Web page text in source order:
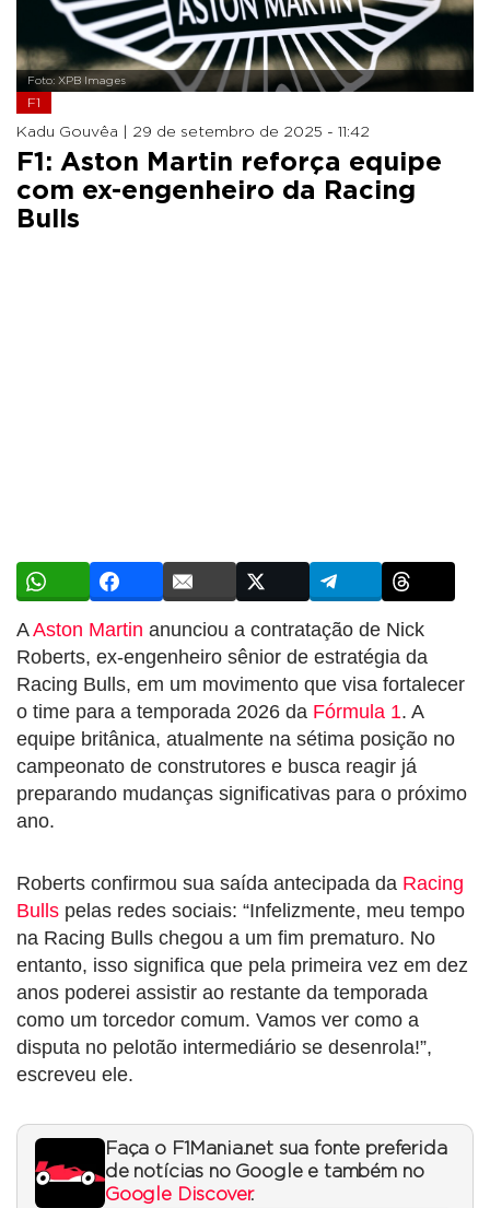
Foto: XPB Images
F1
Kadu Gouvêa | 29 de setembro de 2025 - 11:42
F1: Aston Martin reforça equipe
com ex-engenheiro da Racing
Bulls
AAston Martin anunciou a contratação de Nick
Roberts, ex-engenheiro sênior de estratégia da
Racing Bulls, em um movimento que visa fortalecer
o time para a temporada 2026 da Fórmula 1. A
equipe britânica, atualmente na sétima posição no
campeonato de construtores e busca reagir já
preparando mudanças significativas para o próximo
ano.
Roberts confirmou sua saída antecipada da Racing
Bulls pelas redes sociais: “Infelizmente, meu tempo
na Racing Bulls chegou a um fim prematuro. No
entanto, isso significa que pela primeira vez em dez
anos poderei assistir ao restante da temporada
como um torcedor comum. Vamos ver como a
disputa no pelotão intermediário se desenrola!”,
escreveu ele.
Faça o F1Mania.net sua fonte preferida
de notícias no Google e também no
Google Discover.